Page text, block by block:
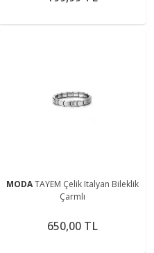
MODATAYEM Çelik Italyan Bileklik
Çarmlı
650,00 TL